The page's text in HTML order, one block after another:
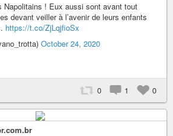
Napolitains ! Eux aussi sont avant tout
devant veiller à l’avenir de leurs enfants
https://t.co/ZjLqjfioSx
October 24, 2020
0 1 0